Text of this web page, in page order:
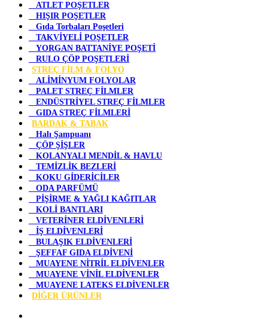
ATLET POŞETLER
HIŞIR POŞETLER
Gıda Torbaları Poşetleri
TAKVİYELİ POŞETLER
YORGAN BATTANİYE POŞETİ
RULO ÇÖP POŞETLERİ
STREÇ FİLM & FOLYO
ALİMİNYUM FOLYOLAR
PALET STREÇ FİLMLER
ENDÜSTRİYEL STREÇ FİLMLER
GIDA STREÇ FİLMLERİ
BARDAK & TABAK
Halı Şampuanı
ÇÖP ŞİŞLER
KOLANYALI MENDİL & HAVLU
TEMİZLİK BEZLERİ
KOKU GİDERİCİLER
ODA PARFÜMÜ
PİŞİRME & YAĞLI KAĞITLAR
KOLİ BANTLARI
VETERİNER ELDİVENLERİ
İŞ ELDİVENLERİ
BULAŞIK ELDİVENLERİ
ŞEFFAF GIDA ELDİVENİ
MUAYENE NİTRİL ELDİVENLER
MUAYENE VİNİL ELDİVENLER
MUAYENE LATEKS ELDİVENLER
DİĞER ÜRÜNLER